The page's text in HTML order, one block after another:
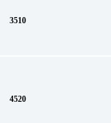
3510
4520